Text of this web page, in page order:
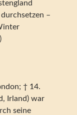
–
† 14.
Irland) war
seine